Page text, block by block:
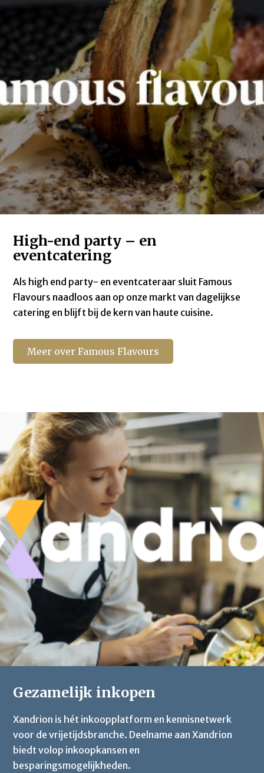
High-end party – en
eventcatering
Als high end party- en eventcateraar sluit Famous
Flavours naadloos aan op onze markt van dagelijkse
catering en blijft bij de kern van haute cuisine.
Meer over Famous Flavours
Gezamelijk inkopen
Xandrion is hét inkoopplatform en kennisnetwerk
voor de vrijetijdsbranche. Deelname aan Xandrion
biedt volop inkoopkansen en
besparingsmogelijkheden.